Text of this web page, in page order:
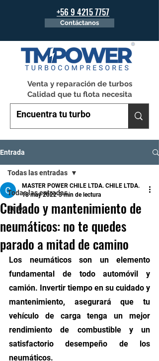
+56 9 4215 7757
Contáctanos
Venta y reparación de turbos
Calidad que tu flota necesita
Entrada
Todas las entradas
Turbo
Todas las entradas
Cuidado y mantenimiento de
neumáticos: no te quedes
parado a mitad de camino
MASTER POWER CHILE LTDA. CHILE LTDA.
18 may 2022 3 min de lectura
Los neumáticos son un elemento
fundamental de todo automóvil y
camión. Invertir tiempo en su cuidado y
mantenimiento, asegurará que tu
vehículo de carga tenga un mejor
rendimiento de combustible y un
satisfactorio desempeño de los
neumáticos.